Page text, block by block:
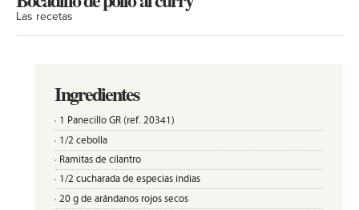
Las recetas
Ingredientes
1 Panecillo GR (ref. 20341)
1/2 cebolla
Ramitas de cilantro
1/2 cucharada de especias indias
20 g de arándanos rojos secos